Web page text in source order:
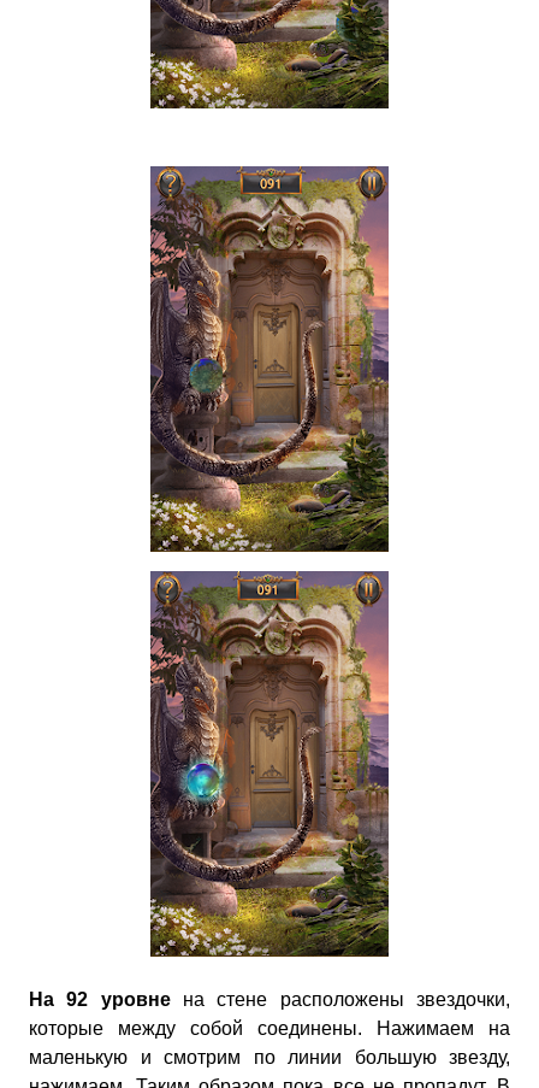
На 92 уровнена стене расположены звездочки,
которые между собой соединены. Нажимаем на
маленькую и смотрим по линии большую звезду,